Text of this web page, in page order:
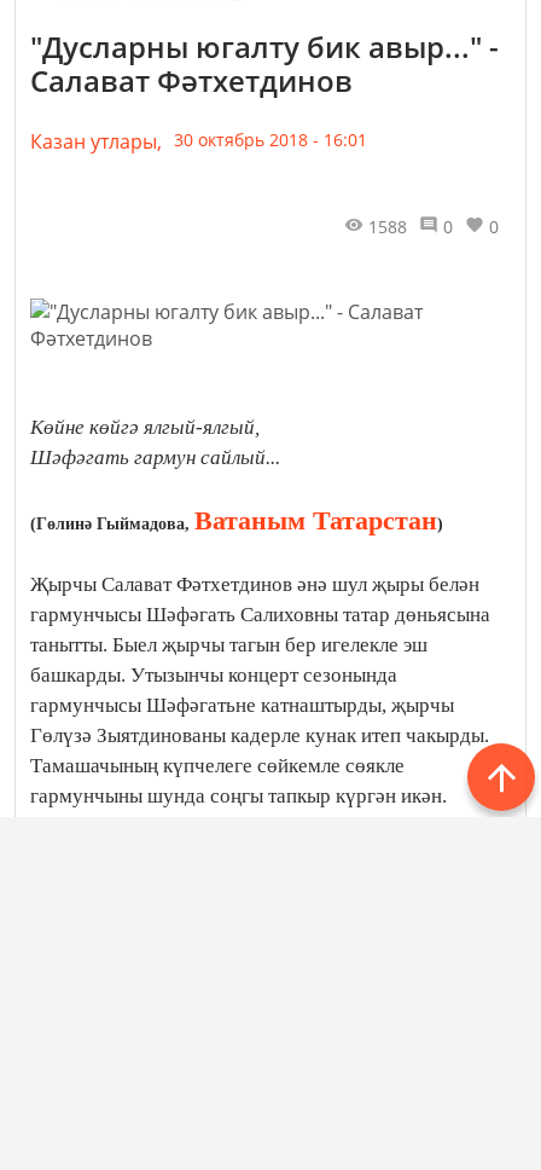
"Дусларны югалту бик авыр..." -
Салават Фәтхетдинов
Казан утлары, 30 октябрь 2018 - 16:01
1588 0 0
Көйне көйгә ялгый-ялгый,
Шәфәгать гармун сайлый...
(Гөлинә Гыймадова, Ватаным Татарстан)
Җырчы Салават Фәтхетдинов әнә шул җыры белән
гармунчысы Шәфәгать Салиховны татар дөньясына
танытты. Быел җырчы тагын бер игелекле эш
башкарды. Утызынчы концерт сезонында
гармунчысы Шәфәгатьне катнаштырды, җырчы
Гөлүзә Зыятдинованы кадерле кунак итеп чакырды.
Тамашачының күпчелеге сөйкемле сөякле
гармунчыны шунда соңгы тапкыр күргән икән.